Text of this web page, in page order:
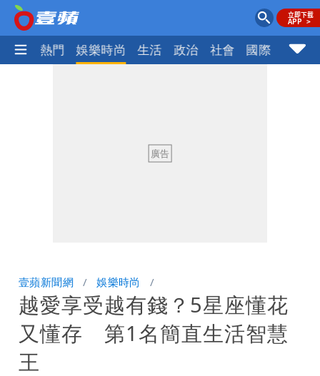
焦點 熱門 娛樂時尚 生活 政治 社會 國際 財經
壹蘋新聞網 娛樂時尚
越愛享受越有錢？5星座懂花
又懂存 第1名簡直生活智慧
王